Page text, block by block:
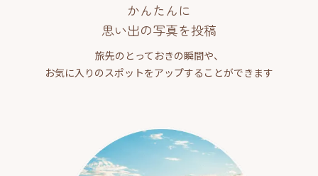
かんたんに
思い出の写真を投稿
旅先のとっておきの瞬間や、
お気に入りのスポットをアップすることができます